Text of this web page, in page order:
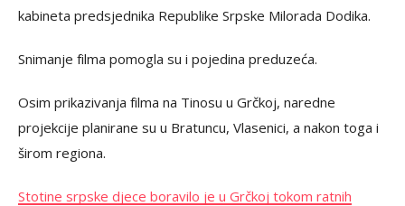
kabineta predsjednika Republike Srpske Milorada Dodika.
Snimanje filma pomogla su i pojedina preduzeća.
Osim prikazivanja filma na Tinosu u Grčkoj, naredne
projekcije planirane su u Bratuncu, Vlasenici, a nakon toga i
širom regiona.
Stotine srpske djece boravilo je u Grčkoj tokom ratnih